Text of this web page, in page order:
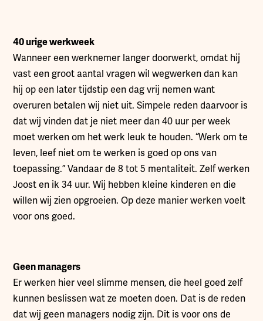
40 urige werkweek
Wanneer een werknemer langer doorwerkt, omdat hij
vast een groot aantal vragen wil wegwerken dan kan
hij op een later tijdstip een dag vrij nemen want
overuren betalen wij niet uit. Simpele reden daarvoor is
dat wij vinden dat je niet meer dan 40 uur per week
moet werken om het werk leuk te houden. “Werk om te
leven, leef niet om te werken is goed op ons van
toepassing.” Vandaar de 8 tot 5 mentaliteit. Zelf werken
Joost en ik 34 uur. Wij hebben kleine kinderen en die
willen wij zien opgroeien. Op deze manier werken voelt
voor ons goed.
Geen managers
Er werken hier veel slimme mensen, die heel goed zelf
kunnen beslissen wat ze moeten doen. Dat is de reden
dat wij geen managers nodig zijn. Dit is voor ons de